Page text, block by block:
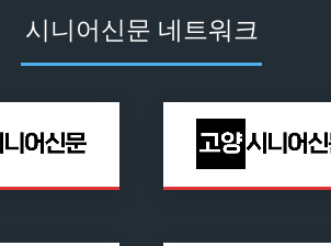
시니어신문 네트워크